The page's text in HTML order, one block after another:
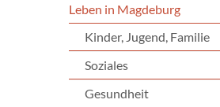
Leben in Magdeburg
Kinder, Jugend, Familie
Soziales
Gesundheit